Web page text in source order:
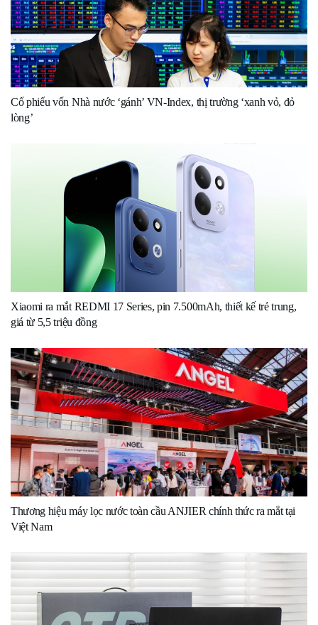
Cổ phiếu vốn Nhà nước ‘gánh’ VN-Index, thị trường ‘xanh vỏ, đỏ
lòng’
Xiaomi ra mắt REDMI 17 Series, pin 7.500mAh, thiết kế trẻ trung,
giá từ 5,5 triệu đồng
Thương hiệu máy lọc nước toàn cầu ANJIER chính thức ra mắt tại
Việt Nam